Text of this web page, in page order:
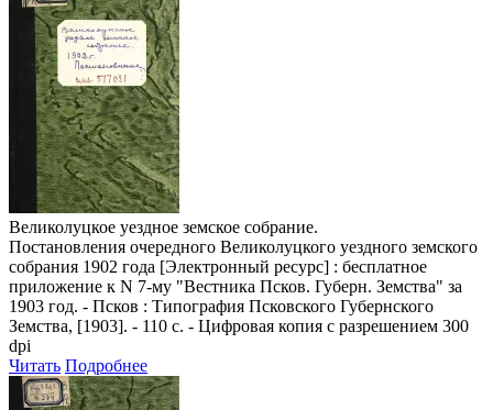
Великолуцкое уездное земское собрание.
Постановления очередного Великолуцкого уездного земского
собрания 1902 года [Электронный ресурс] : бесплатное
приложение к N 7-му "Вестника Псков. Губерн. Земства" за
1903 год. - Псков : Типография Псковского Губернского
Земства, [1903]. - 110 с. - Цифровая копия с разрешением 300
dpi
Читать Подробнее